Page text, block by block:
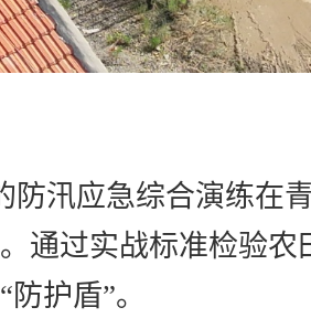
防汛应急综合演练在
通过实战标准检验农
“防护盾”。